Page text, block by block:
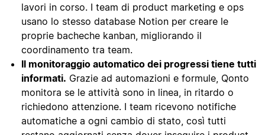
lavori in corso. I team di product marketing e ops
usano lo stesso database Notion per creare le
proprie bacheche kanban, migliorando il
coordinamento tra team.
Il monitoraggio automatico dei progressi tiene tutti
informati. Grazie ad automazioni e formule, Qonto
monitora se le attività sono in linea, in ritardo o
richiedono attenzione. I team ricevono notifiche
automatiche a ogni cambio di stato, così tutti